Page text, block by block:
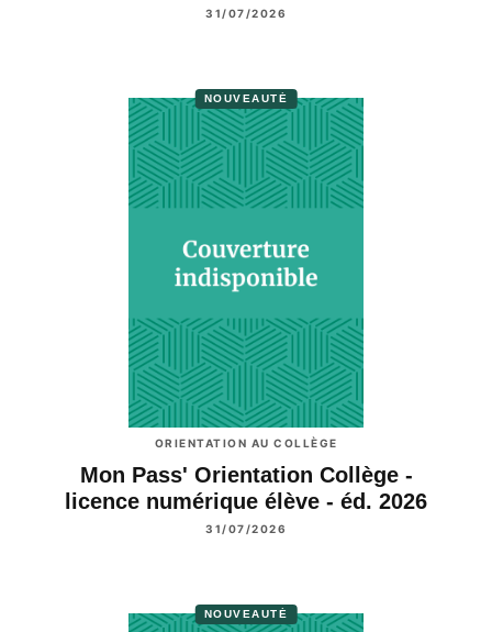
31/07/2026
NOUVEAUTÉ
ORIENTATION AU COLLÈGE
Mon Pass' Orientation Collège -
licence numérique élève - éd. 2026
31/07/2026
NOUVEAUTÉ